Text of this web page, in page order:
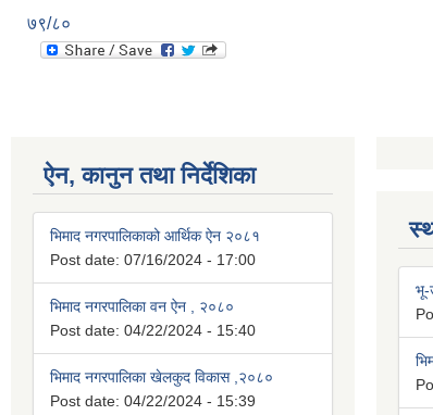
७९/८०
ऐन, कानुन तथा निर्देशिका
भिमाद नगरपालिकाको आर्थिक ऐन २०८१
Post date: 07/16/2024 - 17:00
भिमाद नगरपालिका वन ऐन , २०८०
Post date: 04/22/2024 - 15:40
भिमाद नगरपालिका खेलकुद विकास ,२०८०
Post date: 04/22/2024 - 15:39
भू-